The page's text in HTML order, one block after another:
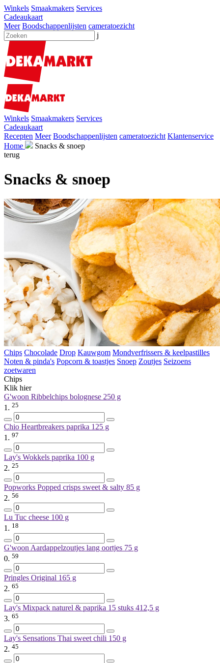
Winkels Smaakmakers Services
Cadeaukaart
Meer Boodschappenlijsten cameratoezicht
j
Winkels Smaakmakers Services
Cadeaukaart
Recepten Meer Boodschappenlijsten cameratoezicht Klantenservice
Home
Snacks & snoep
terug
Snacks & snoep
Chips Chocolade Drop Kauwgom Mondverfrissers & keelpastilles
Noten & pinda's Popcorn & toastjes Snoep Zoutjes Seizoens
zoetwaren
Chips
Klik hier
G'woon Ribbelchips bolognese 250 g
1. 25
Chio Heartbreakers paprika 125 g
1. 97
Lay's Wokkels paprika 100 g
2. 25
Popworks Popped crisps sweet & salty 85 g
2. 56
Lu Tuc cheese 100 g
1. 18
G'woon Aardappelzoutjes lang oortjes 75 g
0. 59
Pringles Original 165 g
2. 65
Lay's Mixpack naturel & paprika 15 stuks 412,5 g
3. 65
Lay's Sensations Thai sweet chili 150 g
2. 45